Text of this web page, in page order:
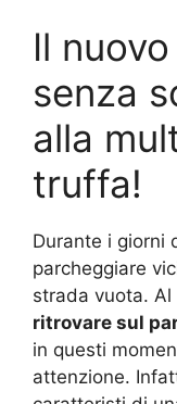
Il
senza
alla
truffa!
Durante i giorni
parcheggiare
strada vuota. Al
ritrovare sul
in questi
attenzione.